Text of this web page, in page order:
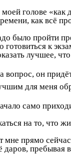
голове «как
как всё
было пройти
к
лучшее,
вопрос, он
для меня
само
на то, что
прямо
даров,